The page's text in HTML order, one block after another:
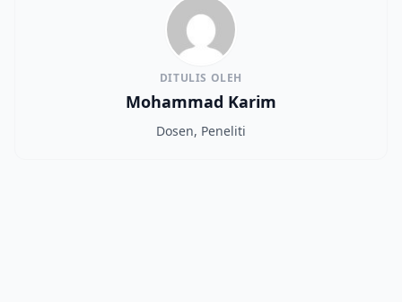
DITULIS OLEH
Mohammad Karim
Dosen, Peneliti